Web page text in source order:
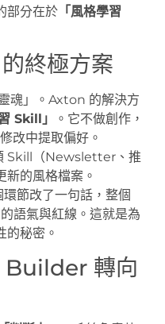
部分在於 「風格學習
終極方案
魂」。Axton 的解決方
Skill」
。它不做創作，
改中提取偏好。
Skill（Newsletter、推
新的風格檔案。
環節改了一句話，整個
語氣與紅線。這就是為
的秘密。
Builder 轉向